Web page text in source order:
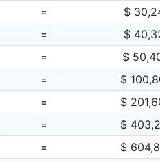
= $
= $
= $
= $
= $
= $
= $